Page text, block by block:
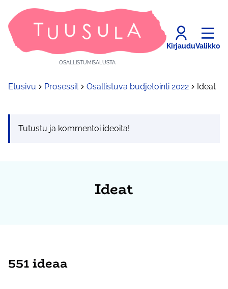
OSALLISTUMISALUSTA
KirjauduValikko
Etusivu Prosessit Osallistuva budjetointi 2022 Ideat
Tutustu ja kommentoi ideoita!
Ideat
551 ideaa